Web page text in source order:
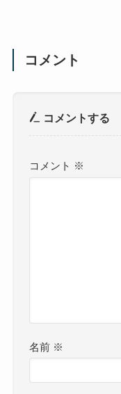
コメント
コメントする
コメント ※
名前 ※